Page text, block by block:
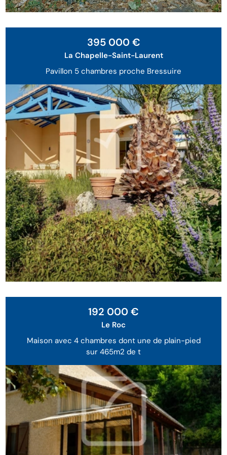
Pavillon 5 chambres proche Bressuire
395 000 €
La Chapelle-Saint-Laurent
Maison avec 4 chambres dont une de plain-pied
sur 465m2 de t
192 000 €
Le Roc